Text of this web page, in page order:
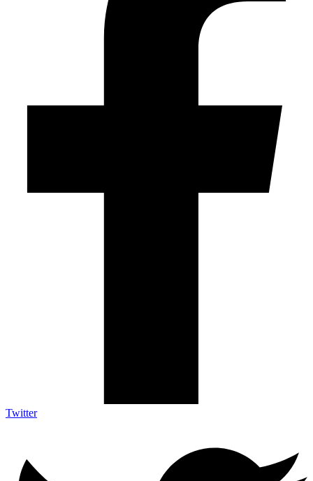
Twitter